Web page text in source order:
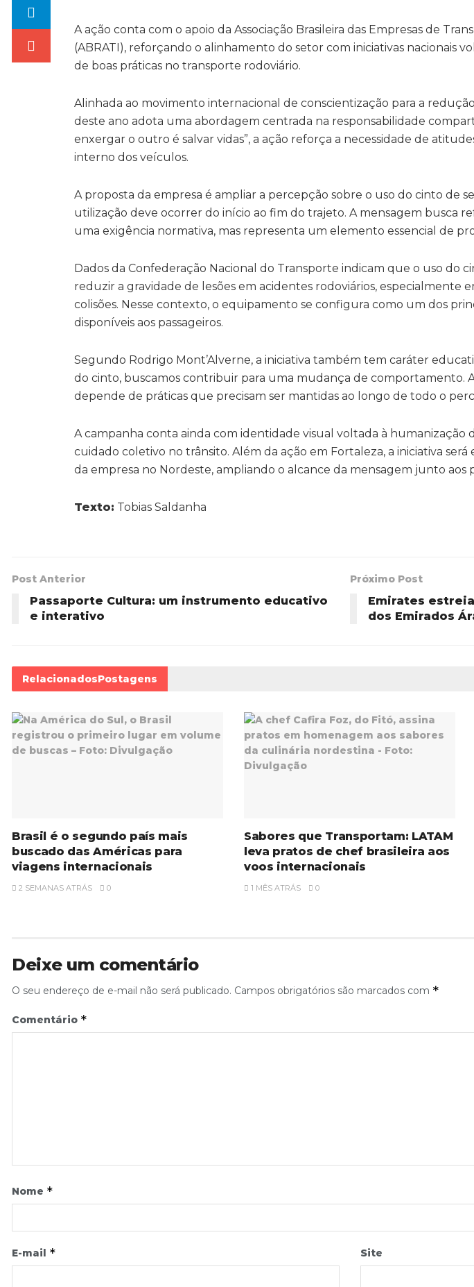
A ação conta com o apoio da Associação Brasileira das Empresas de
(ABRATI), reforçando o alinhamento do setor com iniciativas nacionais
de boas práticas no transporte rodoviário.
Alinhada ao movimento internacional de conscientização para a
deste ano adota uma abordagem centrada na responsabilidade
enxergar o outro é salvar vidas”, a ação reforça a necessidade de
interno dos veículos.
A proposta da empresa é ampliar a percepção sobre o uso do cinto de
utilização deve ocorrer do início ao fim do trajeto. A mensagem busca
uma exigência normativa, mas representa um elemento essencial de
Dados da Confederação Nacional do Transporte indicam que o uso do
reduzir a gravidade de lesões em acidentes rodoviários, especialmente
colisões. Nesse contexto, o equipamento se configura como um dos
disponíveis aos passageiros.
Segundo Rodrigo Mont’Alverne, a iniciativa também tem caráter
do cinto, buscamos contribuir para uma mudança de comportamento.
depende de práticas que precisam ser mantidas ao longo de todo o
A campanha conta ainda com identidade visual voltada à humanização
cuidado coletivo no trânsito. Além da ação em Fortaleza, a iniciativa será
da empresa no Nordeste, ampliando o alcance da mensagem junto aos
Texto: Tobias Saldanha
Post Anterior
Passaporte Cultura: um instrumento educativo
e interativo
Próximo Post
Emirates
dos Emirados
RelacionadosPostagens
Brasil é o segundo país mais
buscado das Américas para
viagens internacionais
2 SEMANAS ATRÁS 0
Sabores que Transportam: LATAM
leva pratos de chef brasileira aos
voos internacionais
1 MÊS ATRÁS 0
Deixe um comentário
O seu endereço de e-mail não será publicado. Campos obrigatórios são marcados com *
Comentário *
Nome *
E-mail * Site